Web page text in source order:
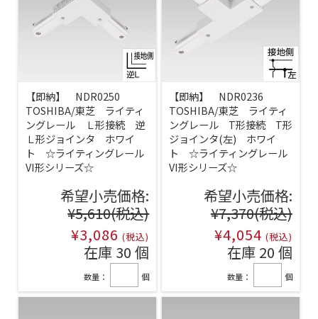
【即納】 NDR0250
TOSHIBA/東芝 ライティ
ングレール Ｌ形接続 逆
Ｌ形ジョインタ ホワイ
ト ☆ライティングレール
VI形シリーズ☆
希望小売価格:
¥5,610(税込)
¥3,086 (税込)
在庫 30 個
数量： 個
【即納】 NDR0236
TOSHIBA/東芝 ライティ
ングレール T形接続 T形
ジョインタ(左) ホワイ
ト ☆ライティングレール
VI形シリーズ☆
希望小売価格:
¥7,370(税込)
¥4,054 (税込)
在庫 20 個
数量： 個